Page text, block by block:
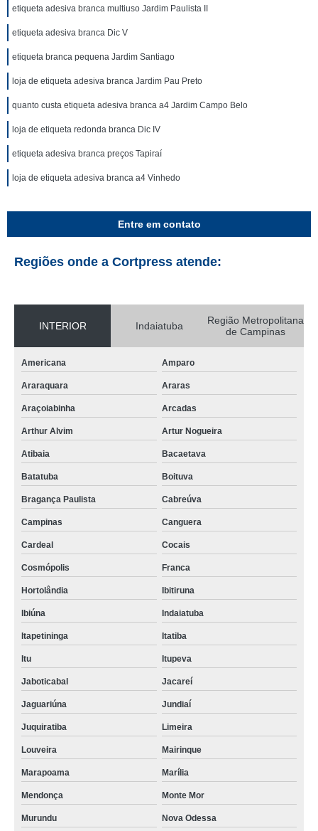
etiqueta adesiva branca multiuso Jardim Paulista II
etiqueta adesiva branca Dic V
etiqueta branca pequena Jardim Santiago
loja de etiqueta adesiva branca Jardim Pau Preto
quanto custa etiqueta adesiva branca a4 Jardim Campo Belo
loja de etiqueta redonda branca Dic IV
etiqueta adesiva branca preços Tapiraí
loja de etiqueta adesiva branca a4 Vinhedo
Entre em contato
Regiões onde a Cortpress atende:
INTERIOR Indaiatuba
Região Metropolitana
de Campinas
Americana Amparo
Araraquara Araras
Araçoiabinha Arcadas
Arthur Alvim Artur Nogueira
Atibaia Bacaetava
Batatuba Boituva
Bragança Paulista Cabreúva
Campinas Canguera
Cardeal Cocais
Cosmópolis Franca
Hortolândia Ibitiruna
Ibiúna Indaiatuba
Itapetininga Itatiba
Itu Itupeva
Jaboticabal Jacareí
Jaguariúna Jundiaí
Juquiratiba Limeira
Louveira Mairinque
Marapoama Marília
Mendonça Monte Mor
Murundu Nova Odessa